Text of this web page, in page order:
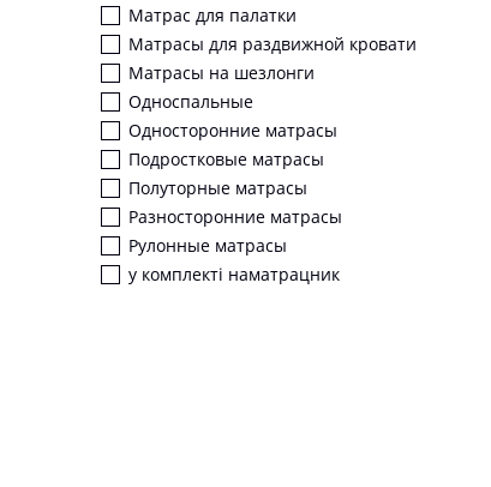
Матрас для палатки
Матрасы для раздвижной кровати
Матрасы на шезлонги
Односпальные
Односторонние матрасы
Подростковые матрасы
Полуторные матрасы
Разносторонние матрасы
Рулонные матрасы
у комплекті наматрацник